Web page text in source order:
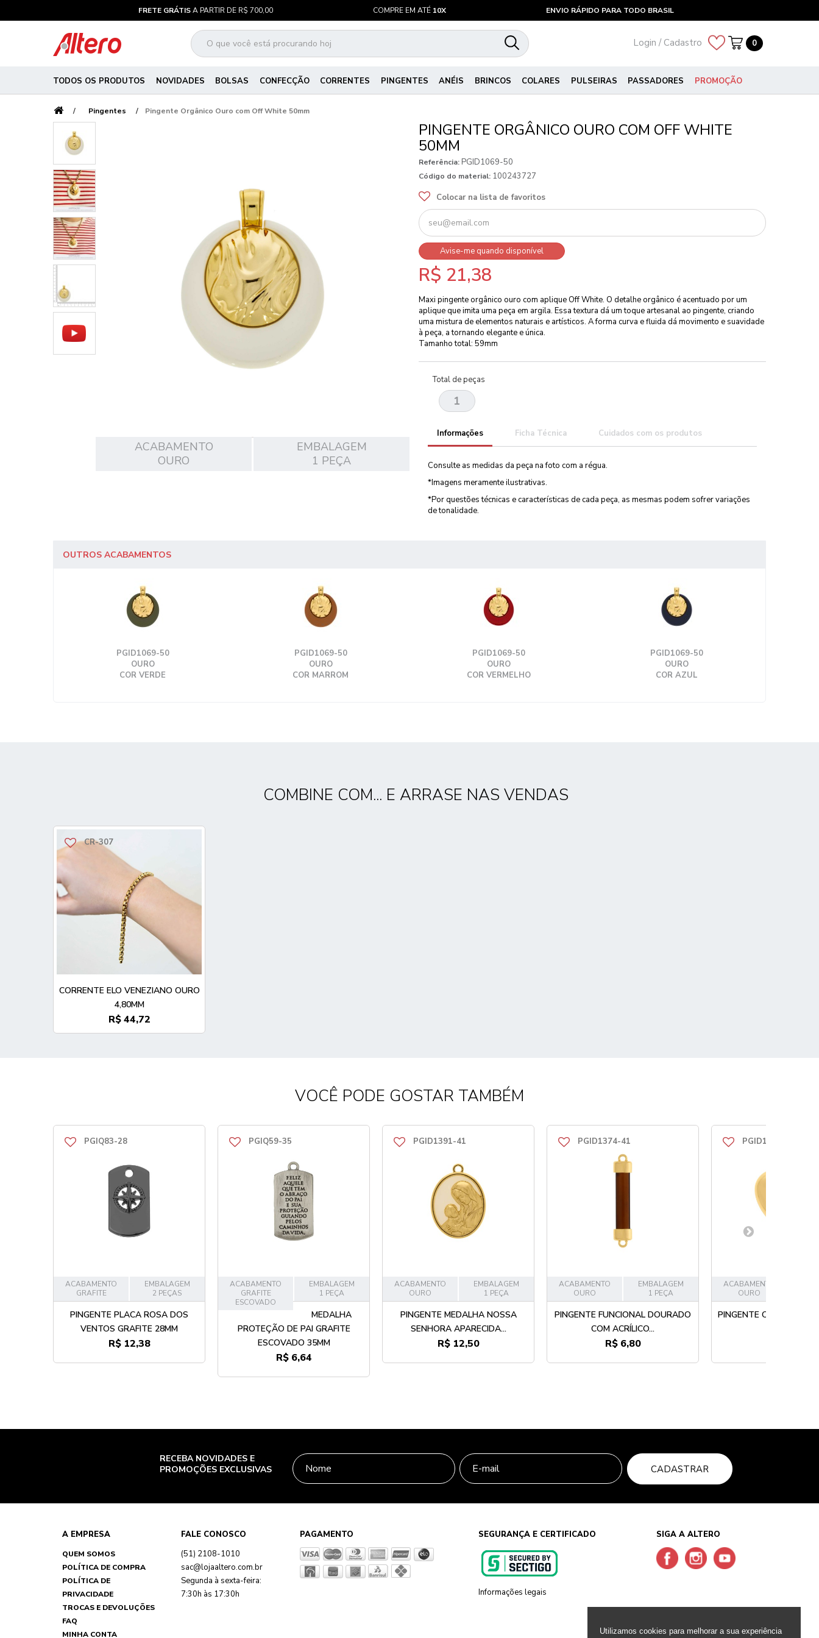
FRETE GRÁTISA PARTIR DE R$ 700,00 COMPRE EM ATÉ 10X ENVIO RÁPIDO PARA TODO BRASIL
Login / Cadastro 0
TODOS OS PRODUTOS NOVIDADES BOLSAS CONFECÇÃO CORRENTES PINGENTES ANÉIS BRINCOS COLARES PULSEIRAS PASSADORES PROMOÇÃO
Pingentes Pingente Orgânico Ouro com Off White 50mm
ACABAMENTO
OURO
EMBALAGEM
1 PEÇA
PINGENTE ORGÂNICO OURO COM OFF WHITE
50MM
Referência: PGID1069-50
Código do material: 100243727
Colocar na lista de favoritos
Avise-me quando disponível
R$ 21,38
Maxi pingente orgânico ouro com aplique Off White. O detalhe orgânico é acentuado por um
aplique que imita uma peça em argila. Essa textura dá um toque artesanal ao pingente, criando
uma mistura de elementos naturais e artísticos. A forma curva e fluida dá movimento e suavidade
à peça, a tornando elegante e única.
Tamanho total: 59mm
Total de peças
Informações Ficha Técnica Cuidados com os produtos
Consulte as medidas da peça na foto com a régua.
*Imagens meramente ilustrativas.
*Por questões técnicas e características de cada peça, as mesmas podem sofrer variações
de tonalidade.
OUTROS ACABAMENTOS
PGID1069-50
OURO
COR VERDE
PGID1069-50
OURO
COR MARROM
PGID1069-50
OURO
COR VERMELHO
PGID1069-50
OURO
COR AZUL
COMBINE COM... E ARRASE NAS VENDAS
CR-307
CORRENTE ELO VENEZIANO OURO
4,80MM
R$ 44,72
VOCÊ PODE GOSTAR TAMBÉM
PGIQ83-28
ACABAMENTO
GRAFITE
EMBALAGEM
2 PEÇAS
PINGENTE PLACA ROSA DOS
VENTOS GRAFITE 28MM
R$ 12,38
PGIQ59-35
ACABAMENTO
GRAFITE
ESCOVADO
EMBALAGEM
1 PEÇA
MEDALHA
PROTEÇÃO DE PAI GRAFITE
ESCOVADO 35MM
R$ 6,64
PGID1391-41
ACABAMENTO
OURO
EMBALAGEM
1 PEÇA
PINGENTE MEDALHA NOSSA
SENHORA APARECIDA...
R$ 12,50
PGID1374-41
ACABAMENTO
OURO
EMBALAGEM
1 PEÇA
PINGENTE FUNCIONAL DOURADO
COM ACRÍLICO...
R$ 6,80
PGID1358-41
ACABAMENTO
OURO
PINGENTE CORAÇÃO
RECEBA NOVIDADES E
PROMOÇÕES EXCLUSIVAS
CADASTRAR
A EMPRESA
QUEM SOMOS
POLÍTICA DE COMPRA
POLÍTICA DE
PRIVACIDADE
TROCAS E DEVOLUÇÕES
FAQ
MINHA CONTA
FALE CONOSCO
(51) 2108-1010
sac@lojaaltero.com.br
Segunda à sexta-feira:
7:30h às 17:30h
PAGAMENTO SEGURANÇA E CERTIFICADO
Informações legais
SIGA A ALTERO
Utilizamos cookies para melhorar a sua experiência